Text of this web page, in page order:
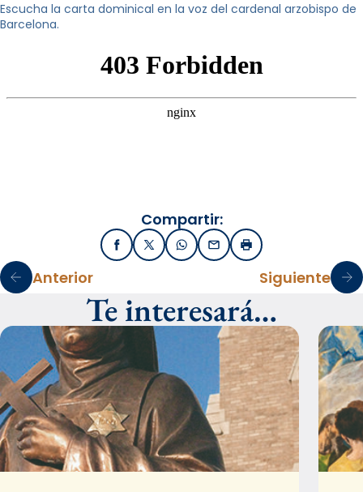
Escucha la carta dominical en la voz del cardenal arzobispo de
Barcelona.
Compartir:
FacebookX / TwitterWhatsApp
EmailImprimir
Anterior Siguiente
Te interesará…